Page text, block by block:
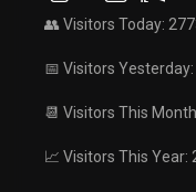
👥 Visitors Today:
📅 Visitors
📆 Visitors This
📈 Visitors This Year: